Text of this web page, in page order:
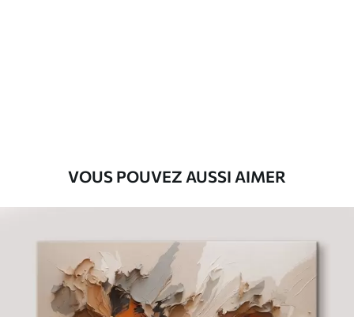
VOUS POUVEZ AUSSI AIMER